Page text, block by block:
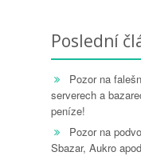
Poslední
Pozor na
serverech a
peníze!
Pozor na
Sbazar, Aukro